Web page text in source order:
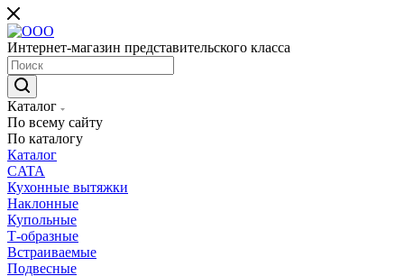
Интернет-магазин представительского класса
Каталог
По всему сайту
По каталогу
Каталог
CATA
Кухонные вытяжки
Наклонные
Купольные
Т-образные
Встраиваемые
Подвесные